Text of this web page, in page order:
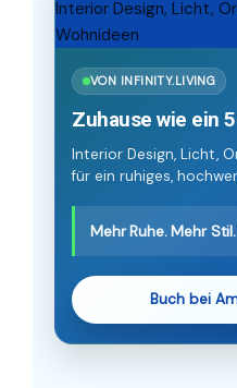
VON INFINITY.LIVING
Zuhause wie ein
Interior Design, Licht,
für ein ruhiges,
Mehr Ruhe. Mehr
Buch bei